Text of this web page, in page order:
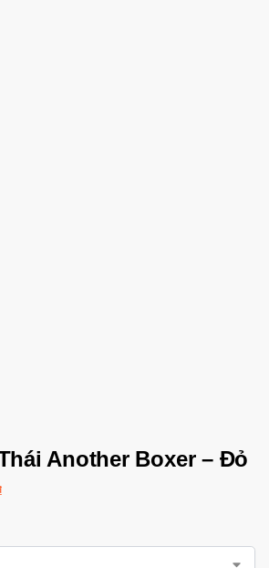
Another Boxer – Đỏ